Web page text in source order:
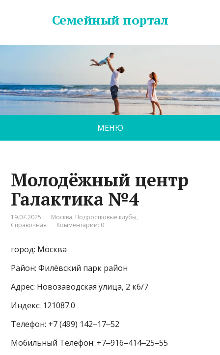
Семейный портал
МЕНЮ
Молодёжный центр
Галактика №4
19.07.2025 Москва, Подростковые клубы,
Справочная
Комментарии: 0
город: Москва
Район: Филёвский парк район
Адрес: Новозаводская улица, 2 к6/7
Индекс: 121087.0
Телефон: +7 (499) 142‒17‒52
Мобильный Телефон: +7‒916‒414‒25‒55